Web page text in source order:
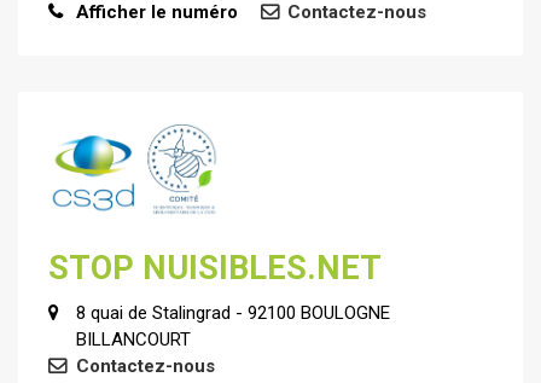
Afficher le numéro
Contactez-nous
STOP NUISIBLES.NET
8 quai de Stalingrad - 92100 BOULOGNE
BILLANCOURT
Contactez-nous